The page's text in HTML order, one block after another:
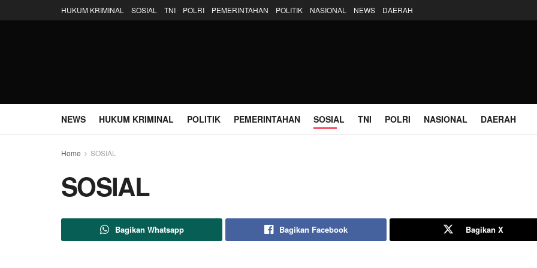
HUKUM KRIMINAL SOSIAL TNI POLRI PEMERINTAHAN POLITIK NASIONAL NEWS DAERAH
NEWS HUKUM KRIMINAL POLITIK PEMERINTAHAN SOSIAL TNI POLRI NASIONAL DAERAH
Home SOSIAL
SOSIAL
Bagikan Whatsapp Bagikan Facebook Bagikan X